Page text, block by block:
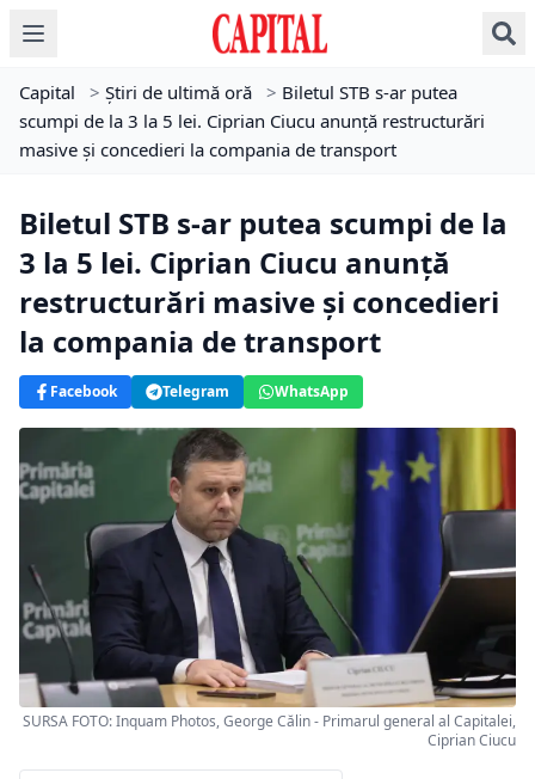
Capital > Știri de ultimă oră > Biletul STB s-ar putea
scumpi de la 3 la 5 lei. Ciprian Ciucu anunță restructurări
masive și concedieri la compania de transport
Biletul STB s-ar putea scumpi de la
3 la 5 lei. Ciprian Ciucu anunță
restructurări masive și concedieri
la compania de transport
Facebook Telegram WhatsApp
SURSA FOTO: Inquam Photos, George Călin - Primarul general al Capitalei,
Ciprian Ciucu